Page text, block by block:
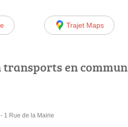
Trajet Maps
transports en commun
1 Rue de la Mairie